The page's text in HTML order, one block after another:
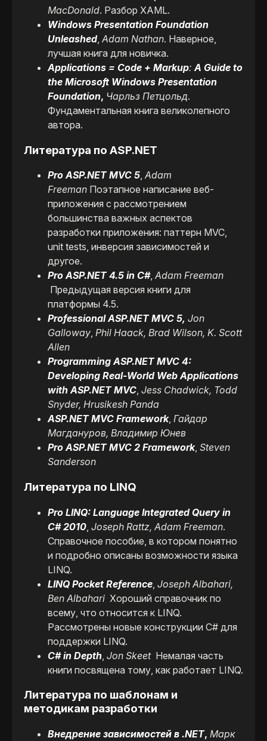
MacDonald. Разбор XAML.
Windows Presentation Foundation
Unleashed, Adam Nathan. Наверное,
лучшая книга для новичка.
Applications = Code + Markup: A Guide to
the Microsoft Windows Presentation
Foundation, Чарльз Петцольд.
Фундаментальная книга великолепного
автора.
Литература по ASP.NET
Pro ASP.NET MVC 5, Adam
Freeman Поэтапное написание веб-
приложения с рассмотрением
большинства важных аспектов
разработки приложения: паттерн MVC,
unit tests, инверсия зависимостей и
другое.
Pro ASP.NET 4.5 in C#, Adam Freeman
Предыдущая версия книги для
платформы 4.5.
Professional ASP.NET MVC 5, Jon
Galloway, Phil Haack, Brad Wilson, K. Scott
Allen
Programming ASP.NET MVC 4:
Developing Real-World Web Applications
with ASP.NET MVC, Jess Chadwick, Todd
Snyder, Hrusikesh Panda
ASP.NET MVC Framework, Гайдар
Магдануров, Владимир Юнев
Pro ASP.NET MVC 2 Framework, Steven
Sanderson
Литература по LINQ
Pro LINQ: Language Integrated Query in
C# 2010 Joseph Rattz, Adam Freeman.
Справочное пособие, в котором понятно
и подробно описаны возможности языка
LINQ.
LINQ Pocket Reference Joseph Albahari,
Ben Albahari Хороший справочник по
всему, что относится к LINQ.
Рассмотрены новые конструкции C# для
поддержки LINQ.
C# in Depth Jon SkeetНемалая часть
книги посвящена тому, как работает LINQ.
Литература по шаблонам и
методикам разработки
Внедрение зависимостей в .NET, Марк